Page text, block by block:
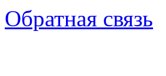
Обратная связь